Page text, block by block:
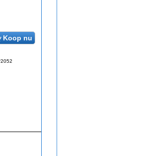
Koop nu